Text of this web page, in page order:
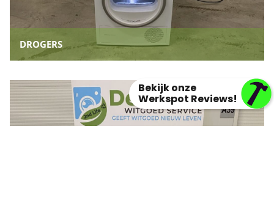
DROGERS
Bekijk onze
Werkspot Reviews!